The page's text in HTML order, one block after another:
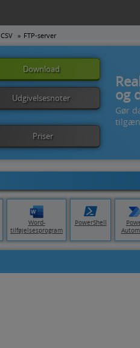
CSV FTP-server
Download
Udgivelsesnoter
Priser
og
Gør
Word-
tilføjelsesprogram
PowerShell